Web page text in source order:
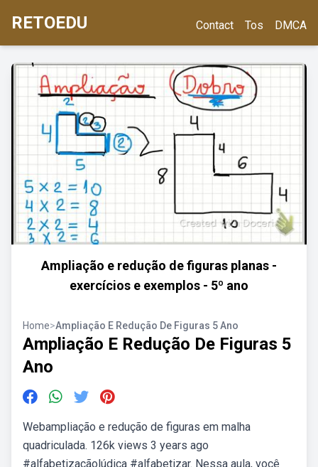
RETOEDU Contact Tos DMCA
Ampliação e redução de figuras planas -
exercícios e exemplos - 5º ano
Home>Ampliação E Redução De Figuras 5 Ano
Ampliação E Redução De Figuras 5
Ano
Webampliação e redução de figuras em malha
quadriculada. 126k views 3 years ago
#alfabetizaçãolúdica #alfabetizar. Nessa aula, você